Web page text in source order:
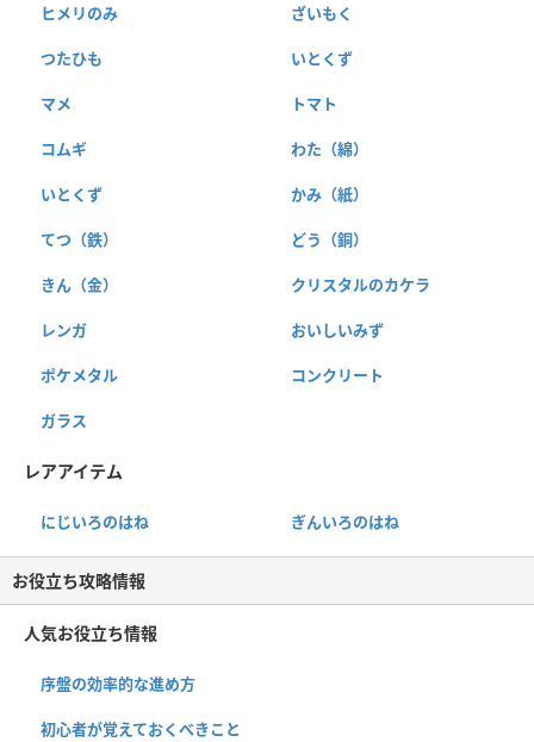
ヒメリのみ ざいもく
つたひも いとくず
マメ トマト
コムギ わた（綿）
いとくず かみ（紙）
てつ（鉄） どう（銅）
きん（金） クリスタルのカケラ
レンガ おいしいみず
ポケメタル コンクリート
ガラス
レアアイテム
にじいろのはね ぎんいろのはね
お役立ち攻略情報
人気お役立ち情報
序盤の効率的な進め方
初心者が覚えておくべきこと